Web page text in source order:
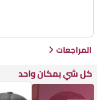
المراجعات
كل شي بمكان واحد